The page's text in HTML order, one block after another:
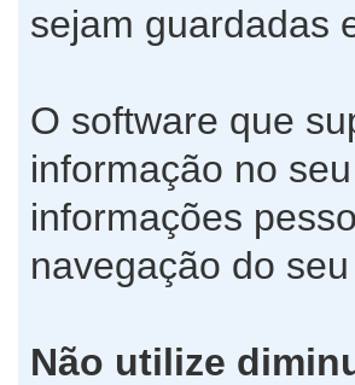
sejam guardadas
O software que
informação no
informações
navegação do seu
Não utilize